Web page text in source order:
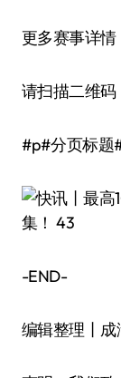
更多赛事详情
请扫描二维码
#p#分页标题
-END-
编辑整理丨